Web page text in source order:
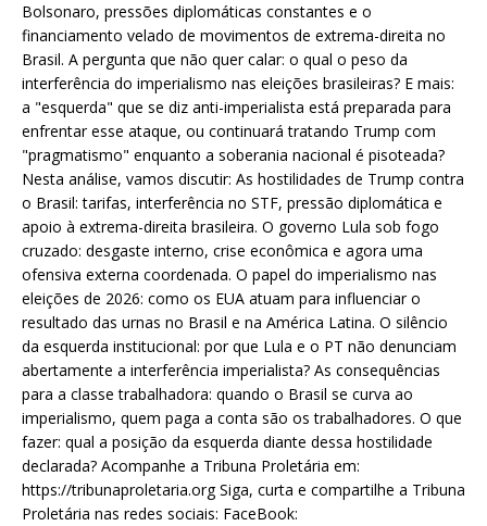
Bolsonaro, pressões diplomáticas constantes e o
financiamento velado de movimentos de extrema-direita no
Brasil. A pergunta que não quer calar: o qual o peso da
interferência do imperialismo nas eleições brasileiras? E mais:
a "esquerda" que se diz anti-imperialista está preparada para
enfrentar esse ataque, ou continuará tratando Trump com
"pragmatismo" enquanto a soberania nacional é pisoteada?
Nesta análise, vamos discutir: As hostilidades de Trump contra
o Brasil: tarifas, interferência no STF, pressão diplomática e
apoio à extrema-direita brasileira. O governo Lula sob fogo
cruzado: desgaste interno, crise econômica e agora uma
ofensiva externa coordenada. O papel do imperialismo nas
eleições de 2026: como os EUA atuam para influenciar o
resultado das urnas no Brasil e na América Latina. O silêncio
da esquerda institucional: por que Lula e o PT não denunciam
abertamente a interferência imperialista? As consequências
para a classe trabalhadora: quando o Brasil se curva ao
imperialismo, quem paga a conta são os trabalhadores. O que
fazer: qual a posição da esquerda diante dessa hostilidade
declarada? Acompanhe a Tribuna Proletária em:
https://tribunaproletaria.org Siga, curta e compartilhe a Tribuna
Proletária nas redes sociais: FaceBook: